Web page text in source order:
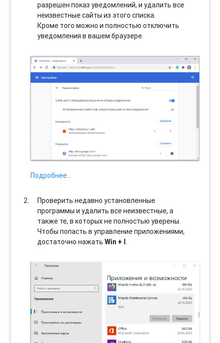
разрешен показ уведомлений, и удалить все
неизвестные сайты из этого списка.
Кроме того можно и полностью отключить
уведомления в вашем браузере.
Подробнее…
Проверить недавно установленные
программы и удалить все неизвестные, а
также те, в которых не полностью уверены.
Чтобы попасть в управление приложениями,
достаточно нажатьWin + I.